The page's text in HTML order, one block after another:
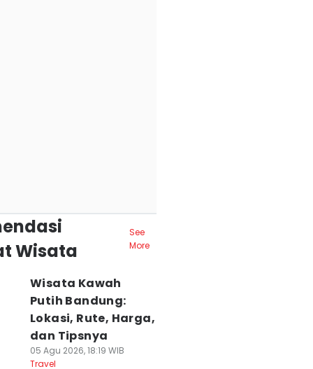
Wisata
See
More
Wisata Kawah
Putih Bandung:
Lokasi, Rute, Harga,
dan Tipsnya
05 Agu 2026, 18:19 WIB
Travel